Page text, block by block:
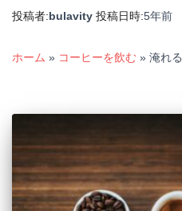
投稿者:bulavity 投稿日時:5年前
ホーム » コーヒーを飲む » 淹れる